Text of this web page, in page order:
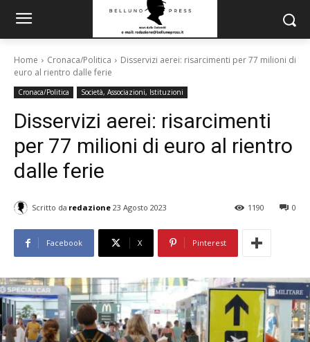
Home Cronaca/Politica
Disservizi aerei: risarcimenti per 77 milioni di
euro al rientro dalle ferie
Cronaca/Politica Società, Associazioni, Istituzioni
Disservizi aerei: risarcimenti
per 77 milioni di euro al rientro
dalle ferie
Scritto da redazione 23 Agosto 2023 0
1190
Facebook X Pinterest